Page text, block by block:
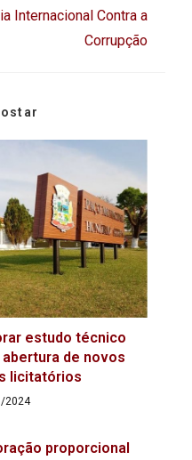
Internacional Contra a
Corrupção
estudo técnico
de novos
licitatórios
2024
proporcional